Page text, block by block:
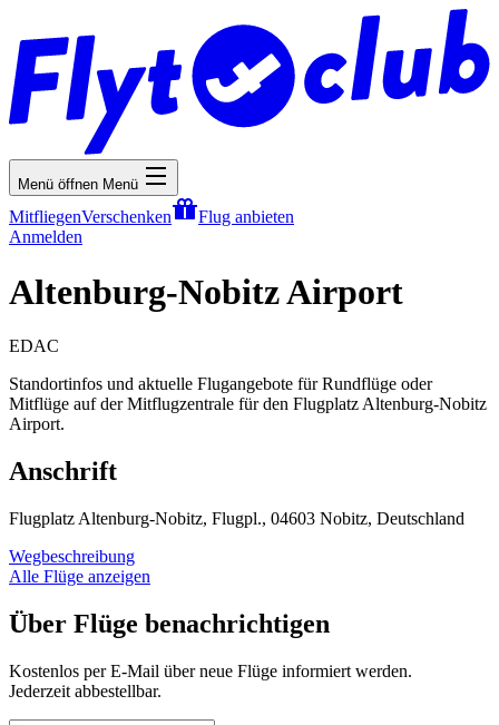
Menü öffnen Menü
MitfliegenVerschenken
Flug anbieten
Anmelden
Altenburg-Nobitz Airport
EDAC
Standortinfos und aktuelle Flugangebote für Rundflüge oder
Mitflüge auf der Mitflugzentrale für den Flugplatz Altenburg-Nobitz
Airport.
Anschrift
Flugplatz Altenburg-Nobitz, Flugpl., 04603 Nobitz, Deutschland
Wegbeschreibung
Alle Flüge anzeigen
Über Flüge benachrichtigen
Kostenlos per E-Mail über neue Flüge informiert werden.
Jederzeit abbestellbar.